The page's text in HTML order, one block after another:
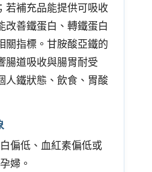
若補充品能提供可吸收
改善鐵蛋白、轉鐵蛋白
關指標。甘胺酸亞鐵的
腸道吸收與腸胃耐受
人鐵狀態、飲食、胃酸
偏低、血紅素偏低或
婦。